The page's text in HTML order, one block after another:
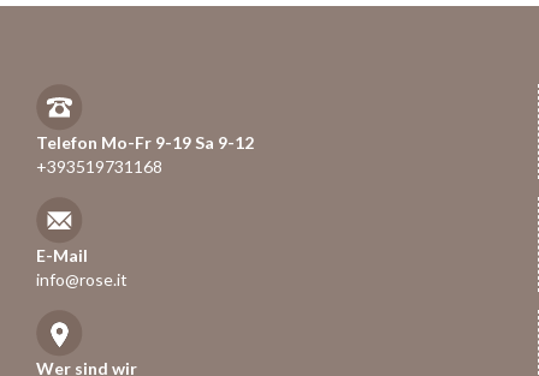
Telefon Mo-Fr 9-19 Sa 9-12
+393519731168
E-Mail
info@rose.it
Wer sind wir